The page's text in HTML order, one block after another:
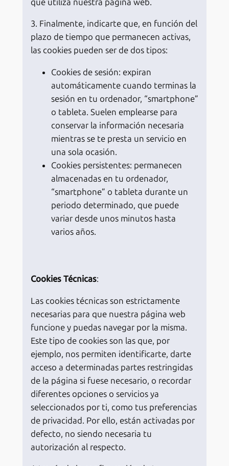
3. Finalmente, indicarte que, en función del
plazo de tiempo que permanecen activas,
las cookies pueden ser de dos tipos:
Cookies de sesión: expiran
automáticamente cuando terminas la
sesión en tu ordenador, “smartphone”
o tableta. Suelen emplearse para
conservar la información necesaria
mientras se te presta un servicio en
una sola ocasión.
Cookies persistentes: permanecen
almacenadas en tu ordenador,
“smartphone” o tableta durante un
periodo determinado, que puede
variar desde unos minutos hasta
varios años.
Cookies Técnicas:
Las cookies técnicas son estrictamente
necesarias para que nuestra página web
funcione y puedas navegar por la misma.
Este tipo de cookies son las que, por
ejemplo, nos permiten identificarte, darte
acceso a determinadas partes restringidas
de la página si fuese necesario, o recordar
diferentes opciones o servicios ya
seleccionados por ti, como tus preferencias
de privacidad. Por ello, están activadas por
defecto, no siendo necesaria tu
autorización al respecto.